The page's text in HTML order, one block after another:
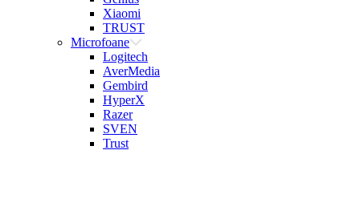
Xiaomi
TRUST
Microfoane
Logitech
AverMedia
Gembird
HyperX
Razer
SVEN
Trust